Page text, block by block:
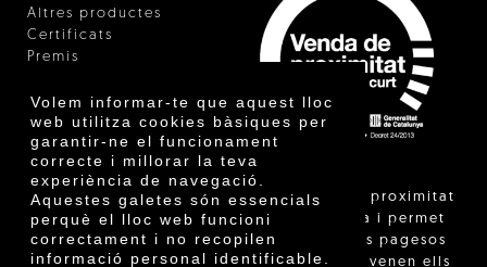
Volem informar-te que aquest lloc
web utilitza cookies bàsiques per
garantir-ne el funcionament
correcte i millorar la teva
experiència de navegació.
Aquestes galetes són essencials
perquè el lloc web funcioni
correctament i no recopilen
informació personal identificable.
Altres productes
Certificats
Premis
"La venda de proximitat
està regulada i permet
identificar els pagesos
catalans que venen ells